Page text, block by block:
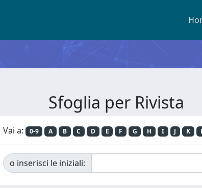
Sfoglia per Rivista
Vai a: 0-9 A B C D E F G H I J K
o inserisci le iniziali: